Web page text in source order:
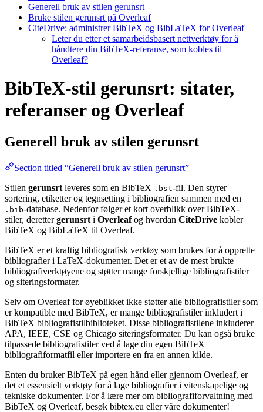
Generell bruk av stilen gerunsrt
Bruke stilen gerunsrt på Overleaf
CiteDrive: administrer BibTeX og BibLaTeX for Overleaf
Leter du etter et samarbeidsbasert nettverktøy for å
håndtere din BibTeX-referanse, som kobles til
Overleaf?
BibTeX-stil gerunsrt: sitater,
referanser og Overleaf
Generell bruk av stilen gerunsrt
Section titled “Generell bruk av stilen gerunsrt”
Stilen gerunsrt leveres som en BibTeX .bst-fil. Den styrer
sortering, etiketter og tegnsetting i bibliografien sammen med en
.bib-database. Nedenfor følger et kort overblikk over BibTeX-
stiler, derettergerunsrt i Overleafog hvordan CiteDrive kobler
BibTeX og BibLaTeX til Overleaf.
BibTeX er et kraftig bibliografisk verktøy som brukes for å opprette
bibliografier i LaTeX-dokumenter. Det er et av de mest brukte
bibliografiverktøyene og støtter mange forskjellige bibliografistiler
og siteringsformater.
Selv om Overleaf for øyeblikket ikke støtter alle bibliografistiler som
er kompatible med BibTeX, er mange bibliografistiler inkludert i
BibTeX bibliografistilbiblioteket. Disse bibliografistilene inkluderer
APA, IEEE, CSE og Chicago siteringsformater. Du kan også bruke
tilpassede bibliografistiler ved å lage din egen BibTeX
bibliografiformatfil eller importere en fra en annen kilde.
Enten du bruker BibTeX på egen hånd eller gjennom Overleaf, er
det et essensielt verktøy for å lage bibliografier i vitenskapelige og
tekniske dokumenter. For å lære mer om bibliografiforvaltning med
BibTeX og Overleaf, besøk bibtex.eu eller våre dokumenter!